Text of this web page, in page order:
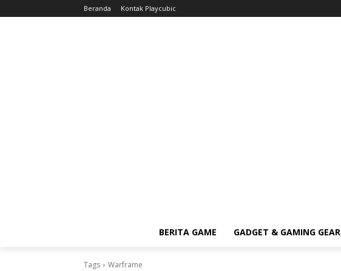
Beranda Kontak Playcubic
BERITA GAME GADGET & GAMING GEAR
Tags Warframe